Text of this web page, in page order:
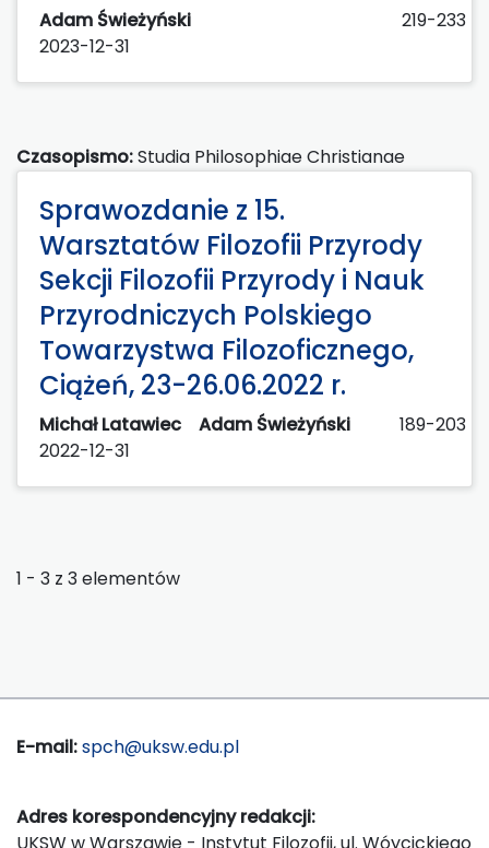
Adam Świeżyński
219-233
2023-12-31
Czasopismo:Studia Philosophiae Christianae
Sprawozdanie z 15.
Warsztatów Filozofii Przyrody
Sekcji Filozofii Przyrody i Nauk
Przyrodniczych Polskiego
Towarzystwa Filozoficznego,
Ciążeń, 23-26.06.2022 r.
Michał Latawiec Adam Świeżyński
189-203
2022-12-31
1 - 3 z 3 elementów
E-mail:spch@uksw.edu.pl
Adres korespondencyjny redakcji: